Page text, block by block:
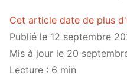
Cet article date de plus
Publié le 12 septembre
Mis à jour le 20
Lecture : 6 min